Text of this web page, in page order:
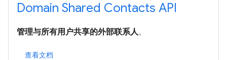
Domain Shared Contacts API
管理与所有用户共享的外部联系人。
查看文档